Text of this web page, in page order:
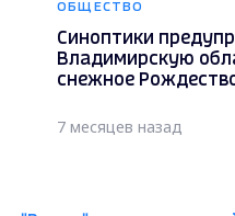
ОБЩЕСТВО
Синоптики
Владимирскую
снежное
7 месяцев назад